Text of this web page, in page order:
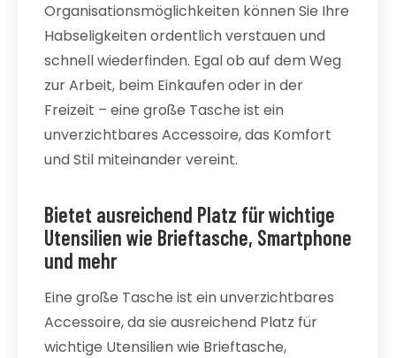
Organisationsmöglichkeiten können Sie Ihre
Habseligkeiten ordentlich verstauen und
schnell wiederfinden. Egal ob auf dem Weg
zur Arbeit, beim Einkaufen oder in der
Freizeit – eine große Tasche ist ein
unverzichtbares Accessoire, das Komfort
und Stil miteinander vereint.
Bietet ausreichend Platz für wichtige
Utensilien wie Brieftasche, Smartphone
und mehr
Eine große Tasche ist ein unverzichtbares
Accessoire, da sie ausreichend Platz für
wichtige Utensilien wie Brieftasche,